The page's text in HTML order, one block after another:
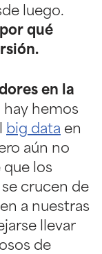
luego.
qué
en la
hay hemos
big data en
aún no
que los
crucen de
a nuestras
llevar
de